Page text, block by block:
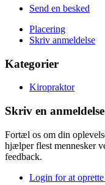
Send en besked
Placering
Skriv anmeldelse
Kategorier
Kiropraktor
Skriv en anmeldelse
Fortæl os om din
hjælper flest mennesker
feedback.
Login for at oprette